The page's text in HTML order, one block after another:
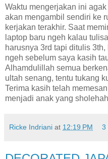
Waktu mengerjakan ini
akan mengambil sendiri ke
kerjakan terakhir. Saat
laptop baru ngeh kalau
harusnya 3rd tapi ditulis
ngeh sebelum saya kasih
Alhamdulillah semua
ultah senang, tentu tukang
Terima kasih telah
menjadi anak yang
Ricke Indriani at 12:19 PM 3